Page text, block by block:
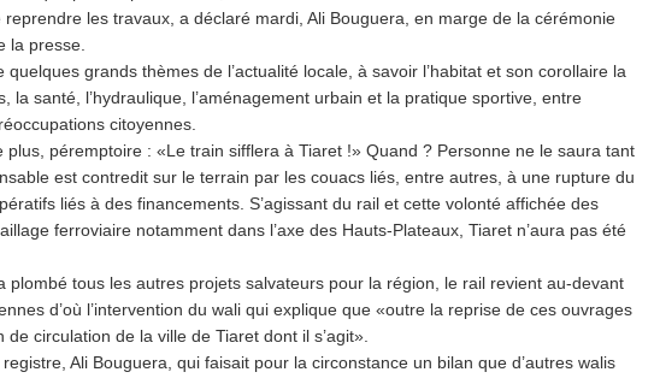
les travaux, a déclaré mardi, Ali Bouguera, en marge de la cérémonie
la presse.
grands thèmes de l’actualité locale, à savoir l’habitat et son corollaire la
la santé, l’hydraulique, l’aménagement urbain et la pratique sportive, entre
citoyennes.
plus, péremptoire : «Le train sifflera à Tiaret !» Quand ? Personne ne le saura tant
est contredit sur le terrain par les couacs liés, entre autres, à une rupture du
liés à des financements. S’agissant du rail et cette volonté affichée des
ferroviaire notamment dans l’axe des Hauts-Plateaux, Tiaret n’aura pas été
plombé tous les autres projets salvateurs pour la région, le rail revient au-devant
d’où l’intervention du wali qui explique que «outre la reprise de ces ouvrages
circulation de la ville de Tiaret dont il s’agit».
Ali Bouguera, qui faisait pour la circonstance un bilan que d’autres walis